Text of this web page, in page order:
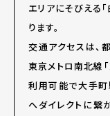
エリアにそびえる
ります。
交通アクセスは、
東京メトロ南北線
利用可能で大手
へダイレクトに繋